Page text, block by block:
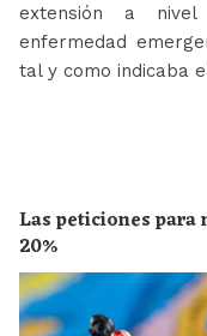
extensión a nivel
enfermedad
tal y como indicaba
Las peticiones para
20%